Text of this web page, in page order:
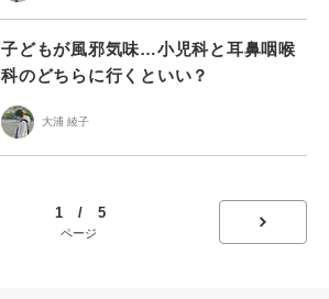
子どもが風邪気味…小児科と耳鼻咽喉
科のどちらに行くといい？
大浦 綾子
1 / 5
ページ